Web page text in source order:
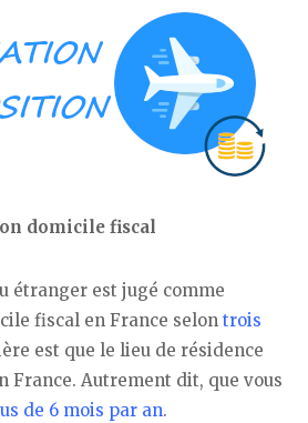
domicile fiscal
étranger est jugé comme
fiscal en France selon trois
est que le lieu de résidence
France. Autrement dit, que vous
de 6 mois par an.